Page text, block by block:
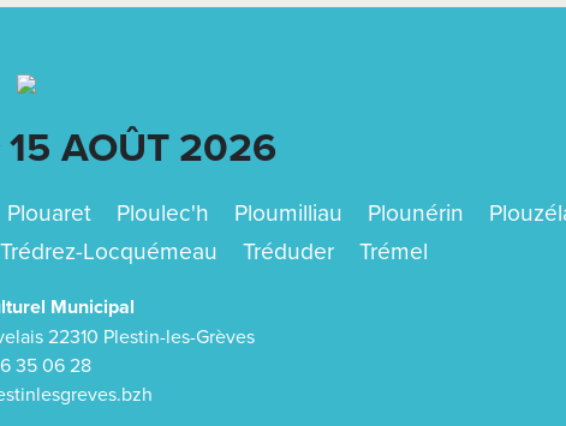
15 AOÛT2026
Plouaret Ploulec'h Ploumilliau Plounérin
Trédrez-Locquémeau Tréduder Trémel
Municipal
22310 Plestin-les-Grèves
35 06 28